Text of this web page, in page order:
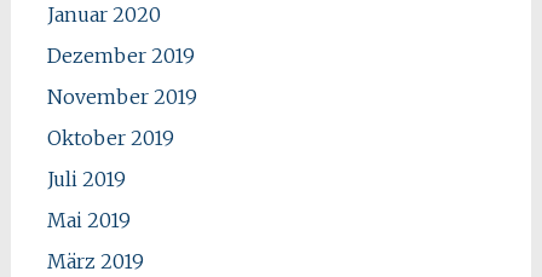
Januar 2020
Dezember 2019
November 2019
Oktober 2019
Juli 2019
Mai 2019
März 2019